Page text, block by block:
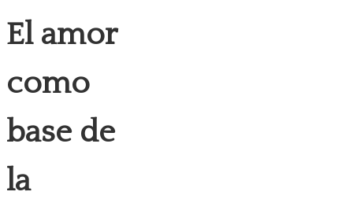
El amor
como
base de
la